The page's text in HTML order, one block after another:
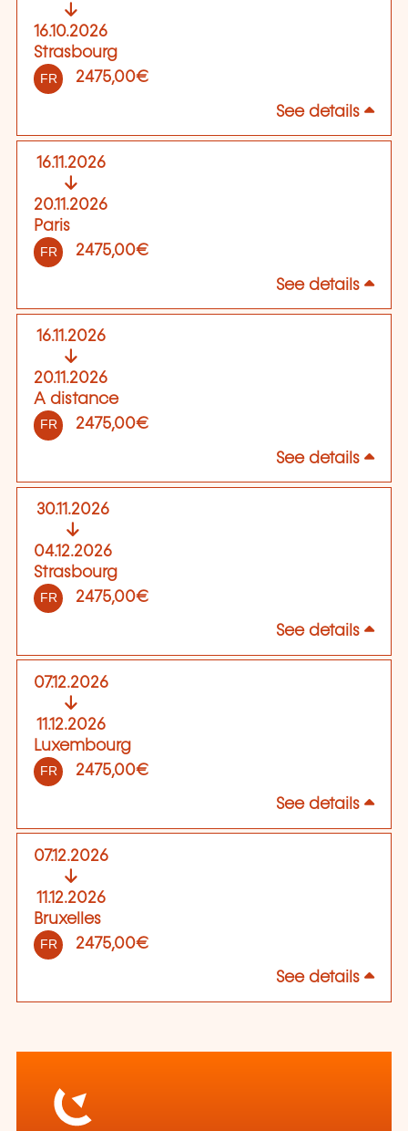
16.10.2026
Strasbourg
FR 2475,00€
See details
16.11.2026
20.11.2026
Paris
FR 2475,00€
See details
16.11.2026
20.11.2026
A distance
FR 2475,00€
See details
30.11.2026
04.12.2026
Strasbourg
FR 2475,00€
See details
07.12.2026
11.12.2026
Luxembourg
FR 2475,00€
See details
07.12.2026
11.12.2026
Bruxelles
FR 2475,00€
See details